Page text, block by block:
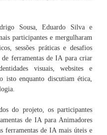
Sousa, Eduardo Silva e
participantes e mergulharam
sessões práticas e desafios
ferramentas de IA para criar
visuais, websites e
isto enquanto discutiam ética,
do projeto, os participantes
de IA para Animadores
ferramentas de IA mais úteis e